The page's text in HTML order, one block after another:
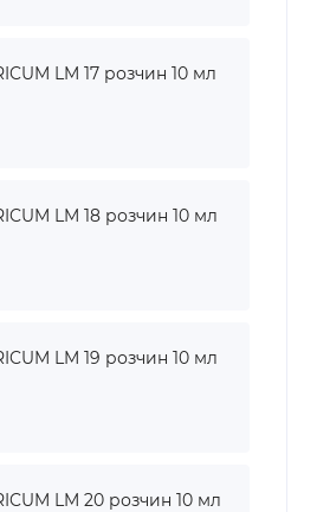
LM 17 розчин 10 мл
LM 18 розчин 10 мл
LM 19 розчин 10 мл
LM 20 розчин 10 мл